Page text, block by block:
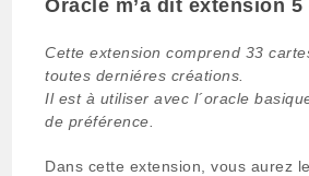
Oracle m’a dit extension 5
Cette extension comprend 33
toutes derniéres créations.
Il est à utiliser avec l´oracle
de préférence.
Dans cette extension, vous aurez